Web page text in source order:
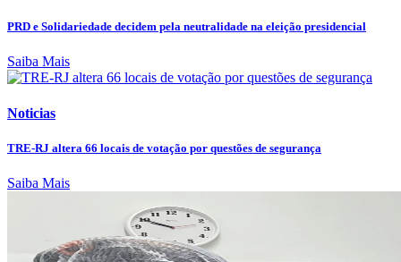
PRD e Solidariedade decidem pela neutralidade na eleição presidencial
Saiba Mais
Noticias
TRE-RJ altera 66 locais de votação por questões de segurança
Saiba Mais